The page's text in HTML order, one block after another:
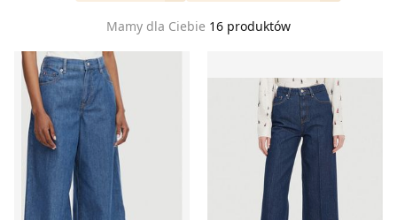
Mamy dla Ciebie 16 produktów
Jeansy damskie w miejskim stylu Tommy Hilfiger